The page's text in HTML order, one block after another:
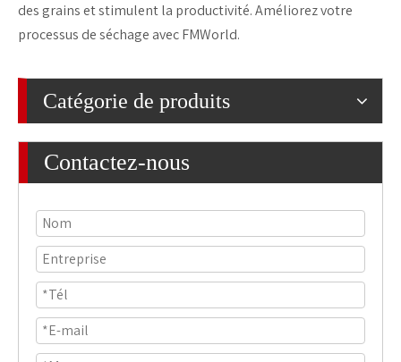
des grains et stimulent la productivité. Améliorez votre
processus de séchage avec FMWorld.
Catégorie de produits
Contactez-nous